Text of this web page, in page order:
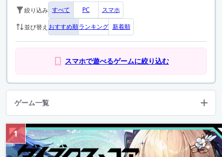
絞り込み すべて PC スマホ
並び替え おすすめ順ランキング 新着順
スマホで遊べるゲームに絞り込む
ゲーム一覧
1